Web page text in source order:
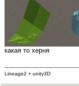
какая то херня
Lineage2 + unity3D